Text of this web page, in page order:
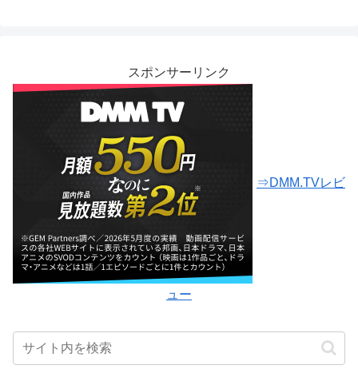
スポンサーリンク
⇒DMM.TVレビ
ュー